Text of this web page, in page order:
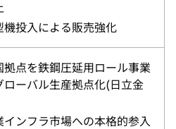
機投入による販売強化
拠点を鉄鋼圧延用ロール事業
ローバル生産拠点化(日立金
インフラ市場への本格的参入